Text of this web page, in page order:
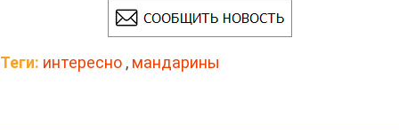
Теги: интересно , мандарины